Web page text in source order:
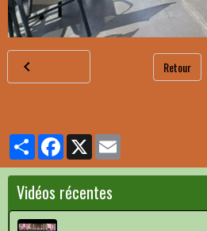
Retour
PartagerFacebook
X
Vidéos récentes